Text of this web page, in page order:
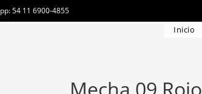
54 11 6900-4855
Inicio